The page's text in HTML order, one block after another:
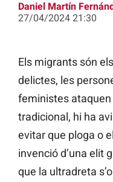
Daniel Martín
27/04/2024 21:30
Els migrants són
delictes, les
feministes
tradicional, hi ha
evitar que ploga o
invenció d’una elit
que la ultradreta